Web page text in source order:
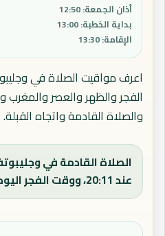
أذان الجمعة:
12:50
بداية الخطبة:
13:00
الإقامة:
13:30
اعرف مواقيت الصلاة في
الفجر والظهر والعصر
والصلاة القادمة واتجاه القبلة.
الصلاة القادمة في
عند 20:11، ووقت الفجر اليوم 03:15.